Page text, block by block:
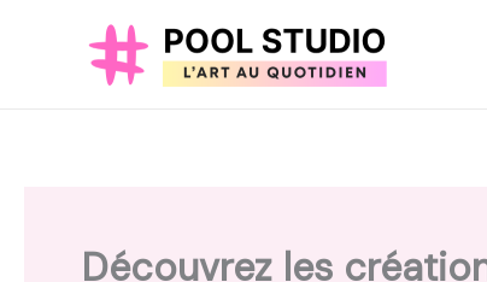
Découvrez les